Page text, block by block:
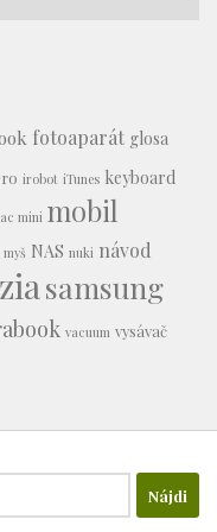
fotoaparát glosa
irobot iTunes keyboard
mini mobil
myš NAS nuki návod
samsung
vacuum vysávač